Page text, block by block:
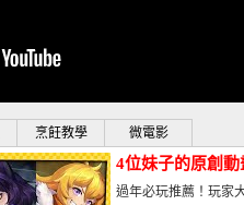
烹飪教學 微電影
4位妹子的原創
曝光_電玩宅速配
過年必玩推薦！玩家